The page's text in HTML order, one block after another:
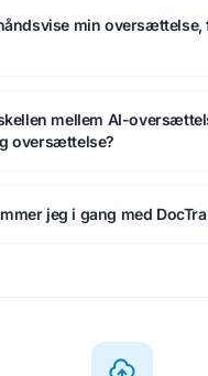
min oversættelse,
mellem AI-
oversættelse?
jeg i gang med